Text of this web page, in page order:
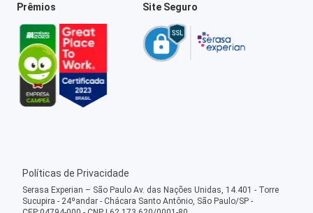
Prêmios Site Seguro
Políticas de Privacidade
Serasa Experian – São Paulo Av. das Nações Unidas, 14.401 - Torre
Sucupira - 24ºandar - Chácara Santo Antônio, São Paulo/SP -